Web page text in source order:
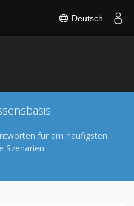
Deutsch
für am häufigsten
Szenarien.